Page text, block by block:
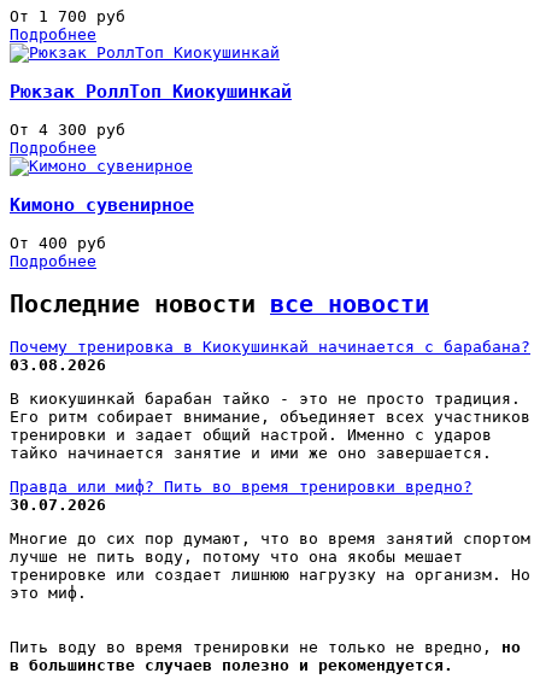
От 1 700 руб
Подробнее
Рюкзак РоллТоп Киокушинкай
От 4 300 руб
Подробнее
Кимоно сувенирное
От 400 руб
Подробнее
Последние новости все новости
Почему тренировка в Киокушинкай начинается с барабана?
03.08.2026
В киокушинкай барабан тайко - это не просто традиция.
Его ритм собирает внимание, объединяет всех участников
тренировки и задает общий настрой. Именно с ударов
тайко начинается занятие и ими же оно завершается.
Правда или миф? Пить во время тренировки вредно?
30.07.2026
Многие до сих пор думают, что во время занятий спортом
лучше не пить воду, потому что она якобы мешает
тренировке или создает лишнюю нагрузку на организм. Но
это миф.
Пить воду во время тренировки не только не вредно, но
в большинстве случаев полезно и рекомендуется.